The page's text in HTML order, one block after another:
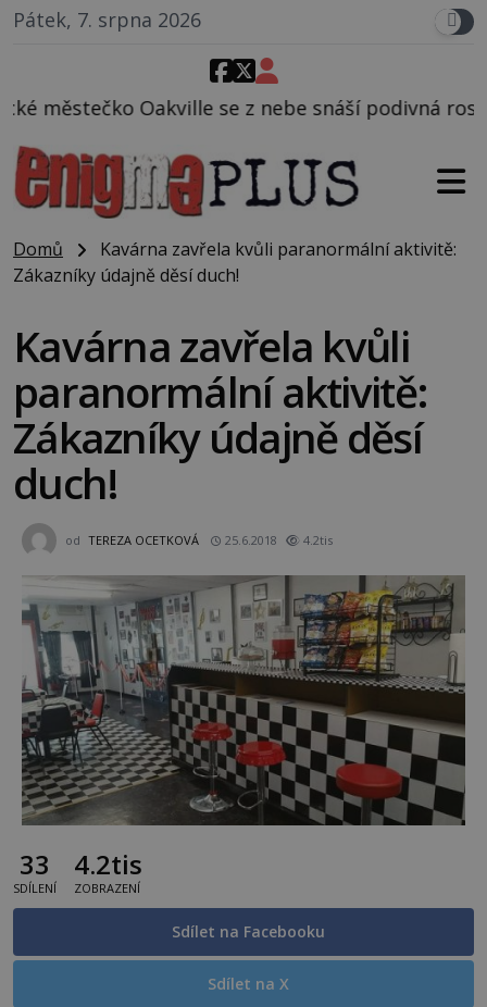
Pátek, 7. srpna 2026
se z nebe snáší podivná rosolovitá látka
Domů
Kavárna zavřela kvůli paranormální aktivitě:
Zákazníky údajně děsí duch!
Kavárna zavřela kvůli
paranormální aktivitě:
Zákazníky údajně děsí
duch!
od TEREZA OCETKOVÁ 25.6.2018 4.2tis
33
SDÍLENÍ
4.2tis
ZOBRAZENÍ
Sdílet na Facebooku
Sdílet na X